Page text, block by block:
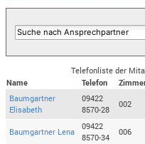
Telefonliste der
Name
Telefon
Baumgartner
Elisabeth
09422
8570-28
002
Baumgartner Lena
09422
8570-34
006